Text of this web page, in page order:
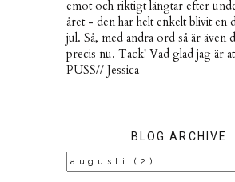
emot och riktigt längtar efter
året - den har helt enkelt blivit en
jul. Så, med andra ord så är även
precis nu. Tack! Vad glad jag är
PUSS// Jessica
BLOG ARCHIVE